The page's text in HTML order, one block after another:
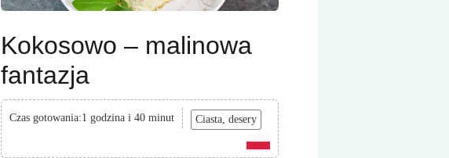
Kokosowo – malinowa
fantazja
Czas gotowania:1 godzina i 40 minut Ciasta, desery